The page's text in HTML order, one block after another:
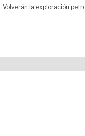
Volverán la exploración